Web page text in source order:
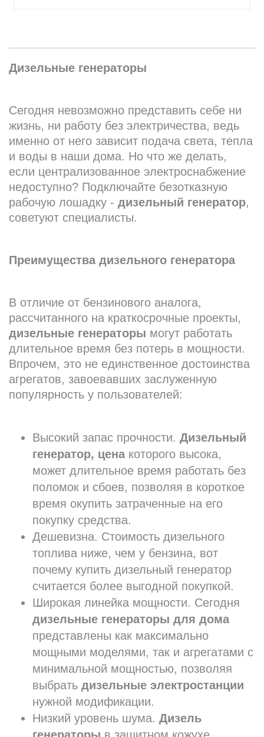
Дизельные генераторы
Сегодня невозможно представить себе ни
жизнь, ни работу без электричества, ведь
именно от него зависит подача света, тепла
и воды в наши дома. Но что же делать,
если централизованное электроснабжение
недоступно? Подключайте безотказную
рабочую лошадку - дизельный генератор,
советуют специалисты.
Преимущества дизельного генератора
В отличие от бензинового аналога,
рассчитанного на краткосрочные проекты,
дизельные генераторы могут работать
длительное время без потерь в мощности.
Впрочем, это не единственное достоинства
агрегатов, завоевавших заслуженную
популярность у пользователей:
Высокий запас прочности. Дизельный
генератор, ценакоторого высока,
может длительное время работать без
поломок и сбоев, позволяя в короткое
время окупить затраченные на его
покупку средства.
Дешевизна. Стоимость дизельного
топлива ниже, чем у бензина, вот
почему купить дизельный генератор
считается более выгодной покупкой.
Широкая линейка мощности. Сегодня
дизельные генераторы для дома
представлены как максимально
мощными моделями, так и агрегатами с
минимальной мощностью, позволяя
выбрать дизельные электростанции
нужной модификации.
Низкий уровень шума. Дизель